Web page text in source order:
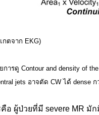
กตจาก EKG)
ารดู Contour and density of
jets อาจตัด CW ได้ dense ก
อ ผู้ป่วยที่มี severe MR มัก